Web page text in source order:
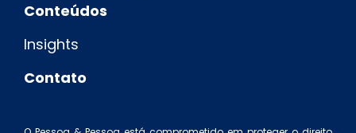
Conteúdos
Insights
Contato